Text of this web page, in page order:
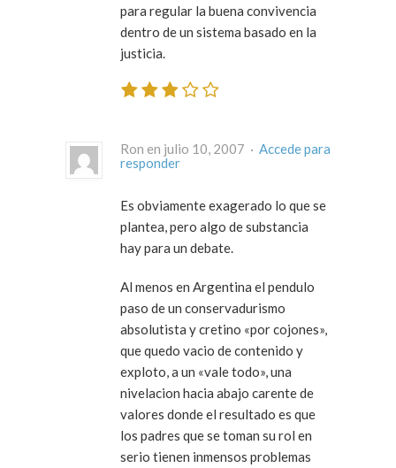
para regular la buena convivencia
dentro de un sistema basado en la
justicia.
Ron en julio 10, 2007 · Accede para
responder
Es obviamente exagerado lo que se
plantea, pero algo de substancia
hay para un debate.
Al menos en Argentina el pendulo
paso de un conservadurismo
absolutista y cretino «por cojones»,
que quedo vacio de contenido y
exploto, a un «vale todo», una
nivelacion hacia abajo carente de
valores donde el resultado es que
los padres que se toman su rol en
serio tienen inmensos problemas